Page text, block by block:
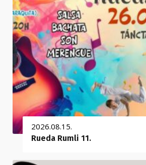
2026.08.15.
Rueda Rumli 11.